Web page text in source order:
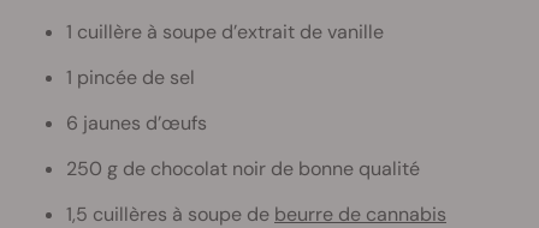
1 cuillère à soupe d’extrait de vanille
1 pincée de sel
6 jaunes d’œufs
250 g de chocolat noir de bonne qualité
1,5 cuillères à soupe de beurre de cannabis